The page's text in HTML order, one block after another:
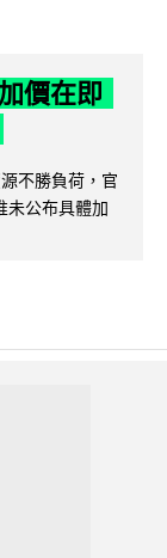
價在即
不勝負荷，官
未公布具體加